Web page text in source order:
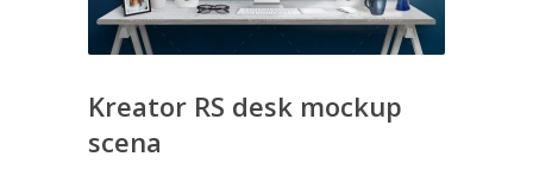
Kreator RS desk mockup
scena